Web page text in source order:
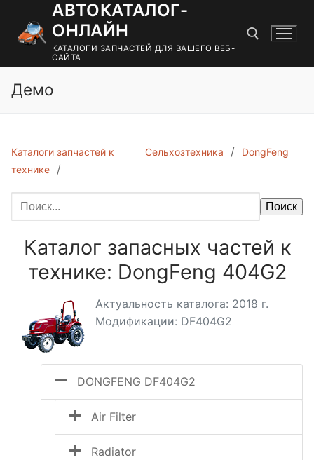
содержимому
АВТОКАТАЛОГ-
ОНЛАЙН
КАТАЛОГИ ЗАПЧАСТЕЙ ДЛЯ ВАШЕГО ВЕБ-
САЙТА
Демо
Каталоги запчастей к
технике
Сельхозтехника DongFeng
Поиск
Каталог запасных частей к
технике: DongFeng 404G2
Актуальность каталога: 2018 г.
Модификации: DF404G2
DONGFENG DF404G2
Air Filter
Radiator